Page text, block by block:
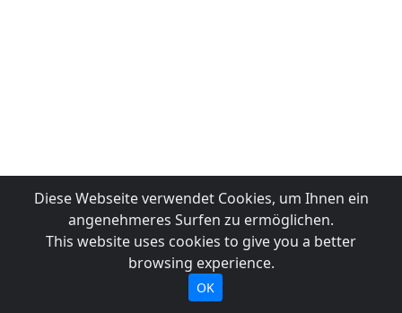
Diese Webseite verwendet Cookies, um Ihnen ein
angenehmeres Surfen zu ermöglichen.
This website uses cookies to give you a better
browsing experience.
OK